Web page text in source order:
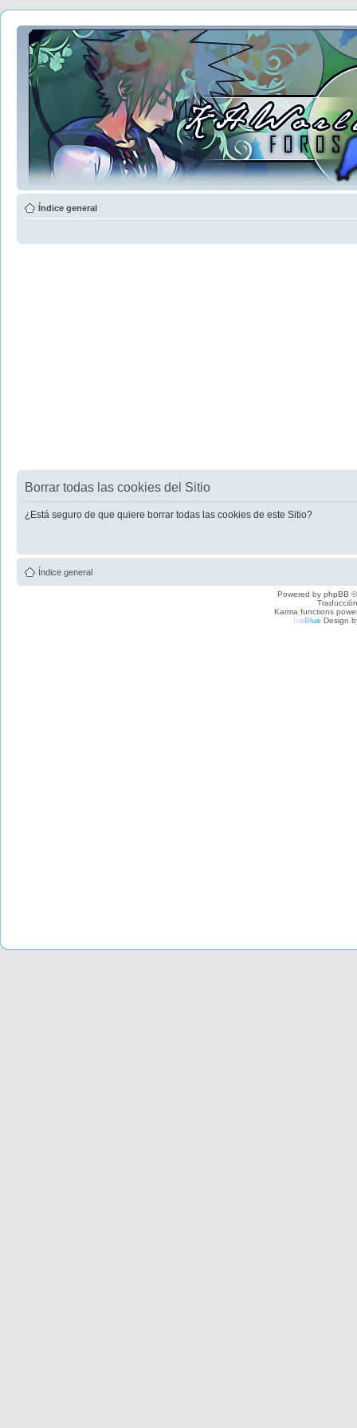
Índice general
Borrar todas las cookies del Sitio
¿Está seguro de que quiere borrar todas las cookies de este Sitio?
Índice general
Powered by phpBB
Karma functions
IceBlue Design